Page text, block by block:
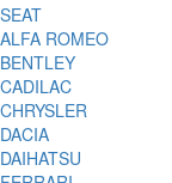
SEAT
ALFA ROMEO
BENTLEY
CADILAC
CHRYSLER
DACIA
DAIHATSU